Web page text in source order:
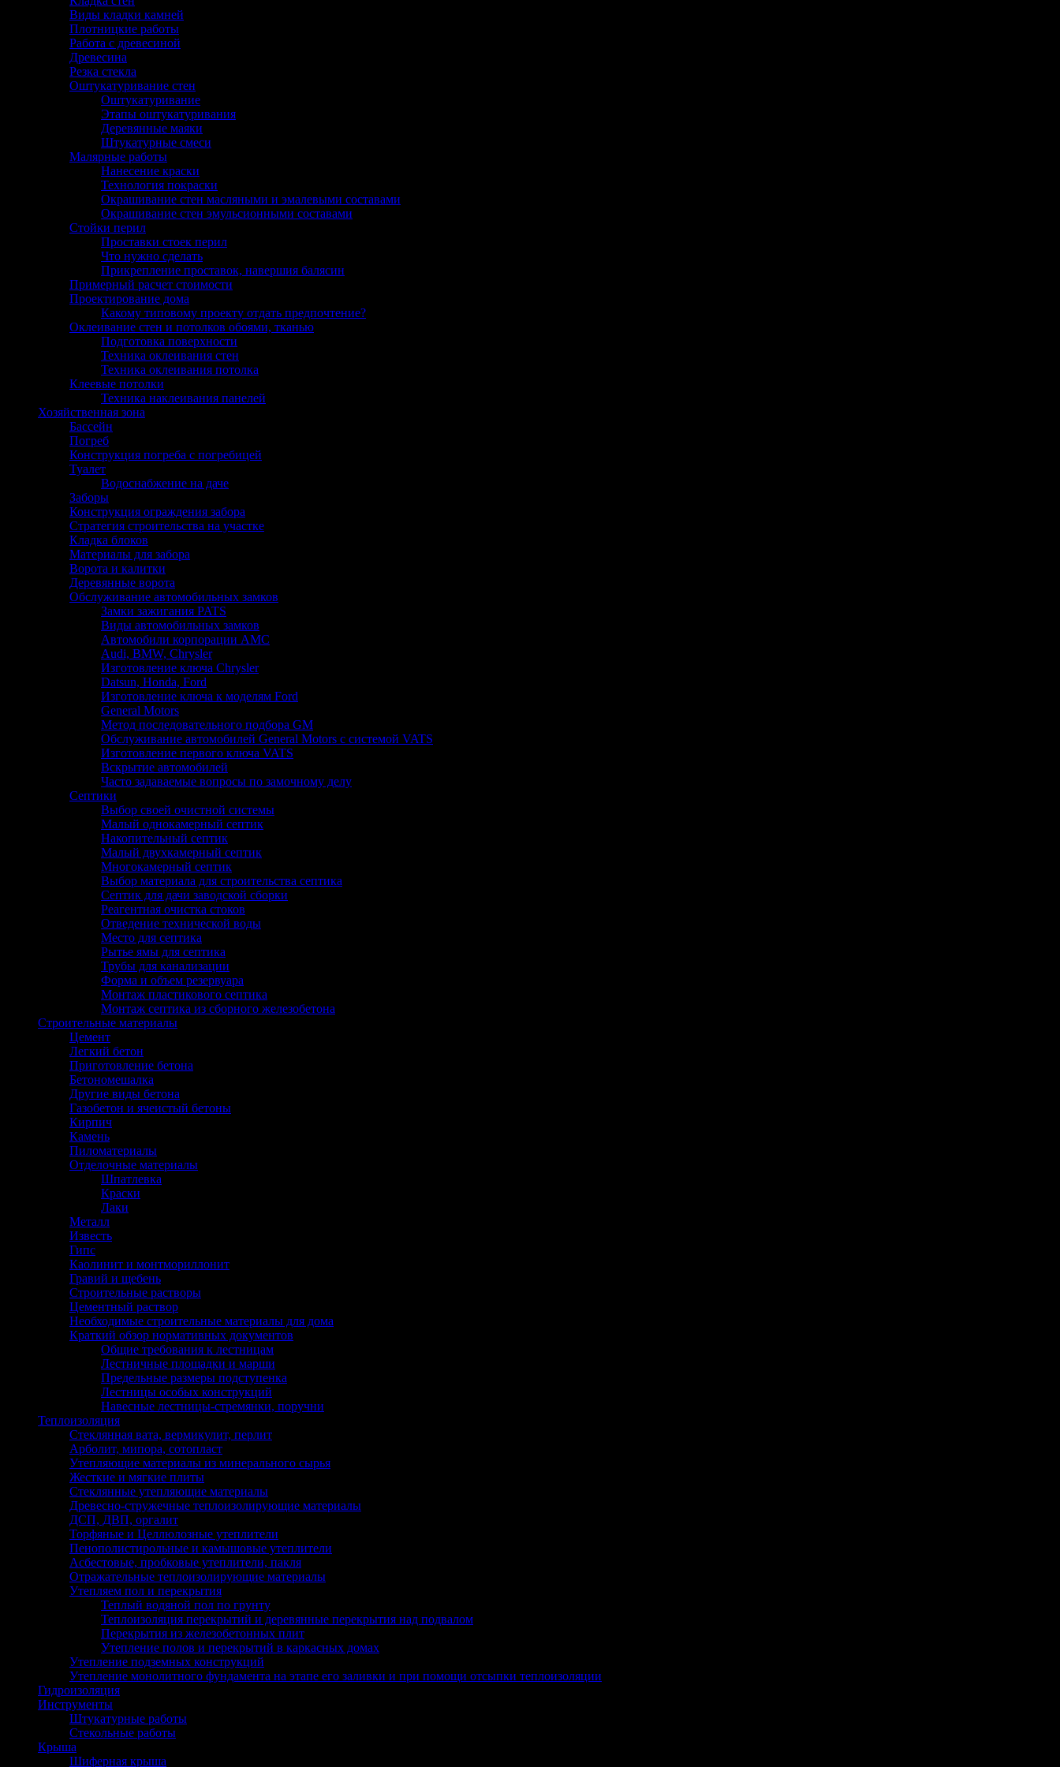
Виды кладки камней
Плотницкие работы
Работа с древесиной
Древесина
Резка стекла
Оштукатуривание стен
Оштукатуривание
Этапы оштукатуривания
Деревянные маяки
Штукатурные смеси
Малярные работы
Нанесение краски
Технология покраски
Окрашивание стен масляными и эмалевыми составами
Окрашивание стен эмульсионными составами
Стойки перил
Проставки стоек перил
Что нужно сделать
Прикрепление проставок, навершия балясин
Примерный расчет стоимости
Проектирование дома
Какому типовому проекту отдать предпочтение?
Оклеивание стен и потолков обоями, тканью
Подготовка поверхности
Техника оклеивания стен
Техника оклеивания потолка
Клеевые потолки
Техника наклеивания панелей
Хозяйственная зона
Бассейн
Погреб
Конструкция погреба с погребицей
Туалет
Водоснабжение на даче
Заборы
Конструкция ограждения забора
Стратегия строительства на участке
Кладка блоков
Материалы для забора
Ворота и калитки
Деревянные ворота
Обслуживание автомобильных замков
Замки зажигания PATS
Виды автомобильных замков
Автомобили корпорации АМС
Audi, BMW, Chrysler
Изготовление ключа Chrysler
Datsun, Honda, Ford
Изготовление ключа к моделям Ford
General Motors
Метод последовательного подбора GM
Обслуживание автомобилей General Motors с системой VATS
Изготовление первого ключа VATS
Вскрытие автомобилей
Часто задаваемые вопросы по замочному делу
Септики
Выбор своей очистной системы
Малый однокамерный септик
Накопительный септик
Малый двухкамерный септик
Многокамерный септик
Выбор материала для строительства септика
Септик для дачи заводской сборки
Реагентная очистка стоков
Отведение технической воды
Место для септика
Рытье ямы для септика
Трубы для канализации
Форма и объем резервуара
Монтаж пластикового септика
Монтаж септика из сборного железобетона
Строительные материалы
Цемент
Легкий бетон
Приготовление бетона
Бетономешалка
Другие виды бетона
Газобетон и ячеистый бетоны
Кирпич
Камень
Пиломатериалы
Отделочные материалы
Шпатлевка
Краски
Лаки
Металл
Известь
Гипс
Каолинит и монтмориллонит
Гравий и щебень
Строительные растворы
Цементный раствор
Необходимые строительные материалы для дома
Краткий обзор нормативных документов
Общие требования к лестницам
Лестничные площадки и марши
Предельные размеры подступенка
Лестницы особых конструкций
Навесные лестницы-стремянки, поручни
Теплоизоляция
Стеклянная вата, вермикулит, перлит
Арболит, мипора, сотопласт
Утепляющие материалы из минерального сырья
Жесткие и мягкие плиты
Стеклянные утепляющие материалы
Древесно-стружечные теплоизолирующие материалы
ДСП, ДВП, оргалит
Торфяные и Целлюлозные утеплители
Пенополистирольные и камышовые утеплители
Асбестовые, пробковые утеплители, пакля
Отражательные теплоизолирующие материалы
Утепляем пол и перекрытия
Теплый водяной пол по грунту
Теплоизоляция перекрытий и деревянные перекрытия над подвалом
Перекрытия из железобетонных плит
Утепление полов и перекрытий в каркасных домах
Утепление подземных конструкций
Утепление монолитного фундамента на этапе его заливки и при помощи отсыпки теплоизоляции
Гидроизоляция
Инструменты
Штукатурные работы
Стекольные работы
Крыша
Шиферная крыша